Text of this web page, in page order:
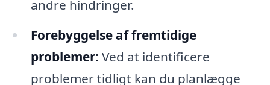
andre hindringer.
Forebyggelse af fremtidige
problemer: Ved at identificere
problemer tidligt kan du planlægge